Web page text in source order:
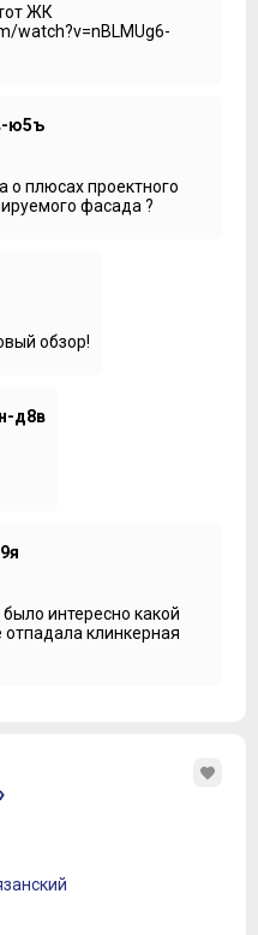
ЖК
watch?v=nBLMUg6-
ю5ъ
о плюсах проектного
фасада ?
обзор!
д8в
интересно какой
отпадала клинкерная